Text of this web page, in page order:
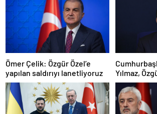
Ömer Çelik: Özgür Özel’e
yapılan saldırıyı lanetliyoruz
Yılmaz,
saldırıyı